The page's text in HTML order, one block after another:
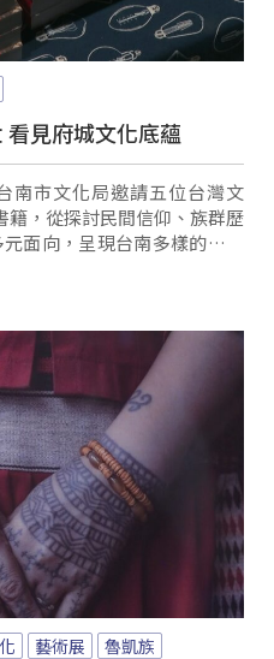
看見府城文化底蘊
南市文化局邀請五位台灣文
籍，從探討民間信仰、族群歷
面向，呈現台南多樣的文化
藝術展 魯凱族